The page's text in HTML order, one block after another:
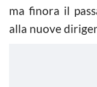
ma finora il
alla nuove